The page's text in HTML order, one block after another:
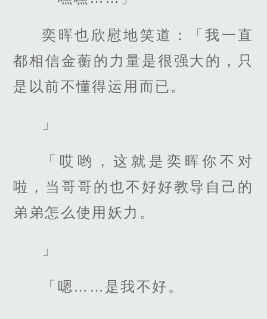
奕晖也欣慰地笑道：「我一直
都相信金蘅的力量是很强大的，只
是以前不懂得运用而已。
」
「哎哟，这就是奕晖你不对
啦，当哥哥的也不好好教导自己的
弟弟怎么使用妖力。
」
「嗯……是我不好。